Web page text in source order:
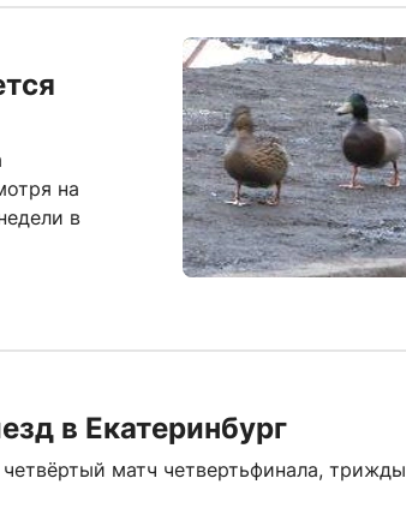
на
в
в Екатеринбург
матч четвертьфинала, трижды